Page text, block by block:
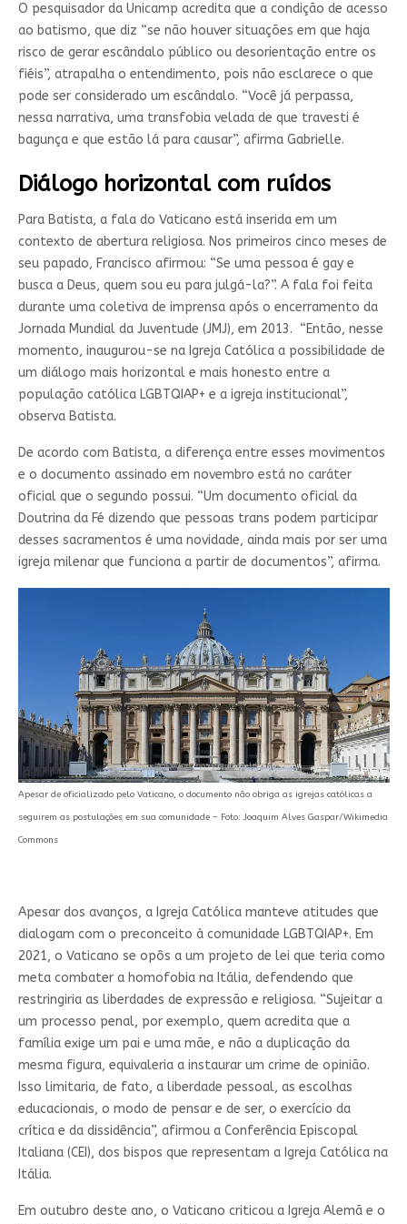
O pesquisador da Unicamp acredita que a condição de acesso
ao batismo, que diz “se não houver situações em que haja
risco de gerar escândalo público ou desorientação entre os
fiéis”, atrapalha o entendimento, pois não esclarece o que
pode ser considerado um escândalo. “Você já perpassa,
nessa narrativa, uma transfobia velada de que travesti é
bagunça e que estão lá para causar”, afirma Gabrielle.
Diálogo horizontal com ruídos
ParaBatista, a fala do Vaticano está inserida em um
contexto de abertura religiosa. Nos primeiros cinco meses de
seu papado, Francisco afirmou: “Se uma pessoa é gay e
busca a Deus, quem sou eu para julgá-la?”. A fala foi feita
durante uma coletiva de imprensa após o encerramento da
Jornada Mundial da Juventude (JMJ), em 2013. “Então, nesse
momento, inaugurou-se na Igreja Católicaa possibilidade de
um diálogo mais horizontal e mais honesto entre a
população católica LGBTQIAP+ e a igreja institucional”,
observa Batista.
De acordo com Batista, a diferença entre esses movimentos
e o documento assinado em novembro está no caráter
oficial que o segundo possui. “Um documento oficial da
Doutrina da Fé dizendo que pessoas trans podem participar
desses sacramentos é uma novidade, ainda mais por ser uma
igreja milenar que funciona a partir de documentos”, afirma.
Apesar de oficializado pelo Vaticano, o documento não obriga as igrejas católicas a
seguirem as postulações em sua comunidade – Foto: Joaquim Alves Gaspar/Wikimedia
Commons
Apesar dos avanços, a Igreja Católica manteve atitudes que
dialogam com o preconceito à comunidade LGBTQIAP+. Em
2021, o Vaticano se opôs a um projeto de lei que teria como
meta combater a homofobia na Itália, defendendo que
restringiria as liberdades de expressão e religiosa. “Sujeitar a
um processo penal, por exemplo, quem acredita que a
família exige um pai e uma mãe, e não a duplicação da
mesma figura, equivaleria a instaurar um crime de opinião.
Isso limitaria, de fato, a liberdade pessoal, as escolhas
educacionais, o modo de pensar e de ser, o exercício da
crítica e da dissidência”, afirmou a Conferência Episcopal
Italiana (CEI), dos bispos que representam a Igreja Católica na
Itália.
Em outubro deste ano, o Vaticano criticou a Igreja Alemã e o